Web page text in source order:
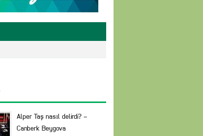
Alper Taş nasıl delirdi? –
Canberk Beygova